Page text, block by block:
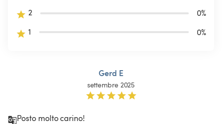
2
0%
1
0%
Gerd E
settembre 2025
Posto molto carino!